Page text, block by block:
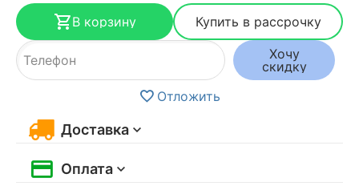
В корзину
Купить в рассрочку
Хочу
скидку
Отложить
Доставка
Оплата